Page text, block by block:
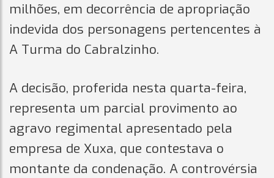
milhões, em decorrência de apropriação
indevida dos personagens pertencentes à
A Turma do Cabralzinho.
A decisão, proferida nesta quarta-feira,
representa um parcial provimento ao
agravo regimental apresentado pela
empresa de Xuxa, que contestava o
montante da condenação. A controvérsia